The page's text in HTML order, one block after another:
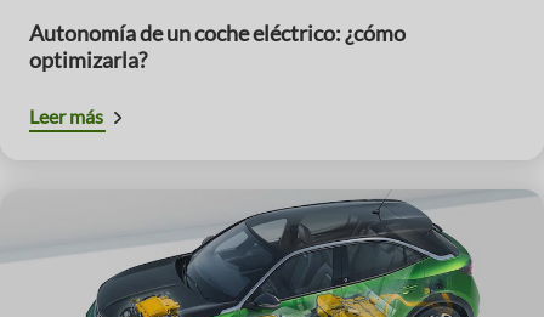
Autonomía de un coche eléctrico: ¿cómo
optimizarla?
Leer más